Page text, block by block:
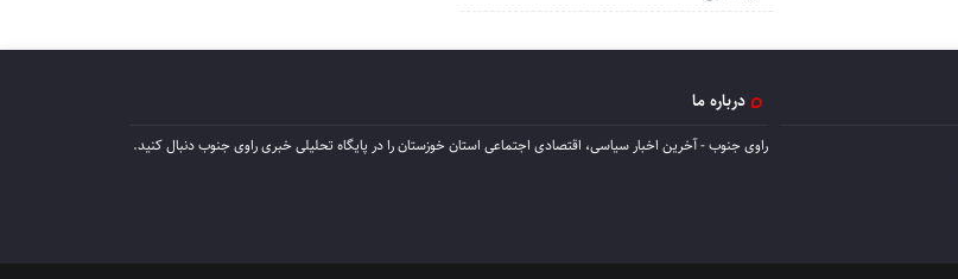
درباره ما
راوی جنوب - آخرین اخبار سیاسی، اقتصادی اجتماعی استان خوزستان را در پایگاه تحلیلی خبری راوی جنوب دنبال کنید.